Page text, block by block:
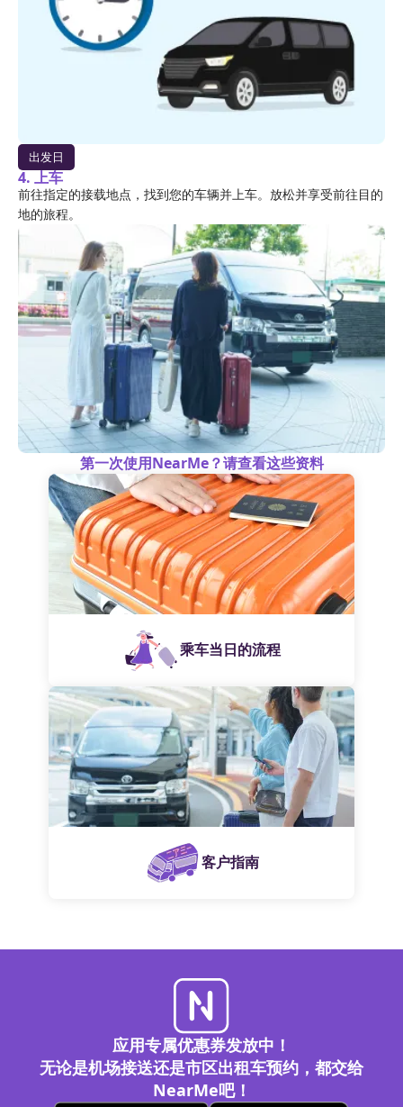
出发日
4. 上车
前往指定的接载地点，找到您的车辆并上车。放松并享受前往目的
地的旅程。
第一次使用NearMe？请查看这些资料
乘车当日的流程
客户指南
应用专属优惠券发放中！
无论是机场接送还是市区出租车预约，都交给
NearMe吧！